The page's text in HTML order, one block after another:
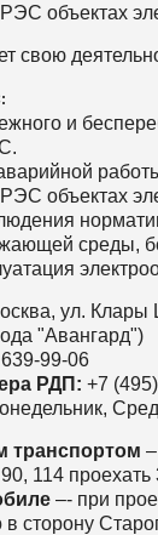
объектах
свою
и
объектах
среды,
ул. Клары
"Авангард")
99-06
РДП: +7
транспортом
114
–- при
сторону